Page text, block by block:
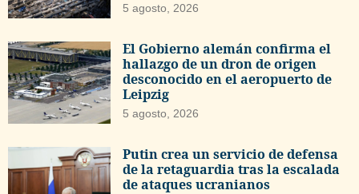
5 agosto, 2026
El Gobierno alemán confirma el
hallazgo de un dron de origen
desconocido en el aeropuerto de
Leipzig
5 agosto, 2026
Putin crea un servicio de defensa
de la retaguardia tras la escalada
de ataques ucranianos